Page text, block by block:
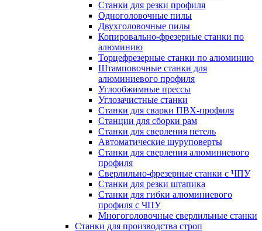
Станки для резки профиля
Одноголовочные пилы
Двухголовочные пилы
Копировально-фрезерные станки по
алюминию
Торцефрезерные станки по алюминию
Штамповочные станки для
алюминиевого профиля
Углообжимные прессы
Углозачистные станки
Станки для сварки ПВХ-профиля
Станции для сборки рам
Станки для сверления петель
Автоматические шуруповерты
Станки для сверления алюминиевого
профиля
Сверлильно-фрезерные станки с ЧПУ
Станки для резки штапика
Станки для гибки алюминиевого
профиля с ЧПУ
Многоголовочные сверлильные станки
Станки для производства строп